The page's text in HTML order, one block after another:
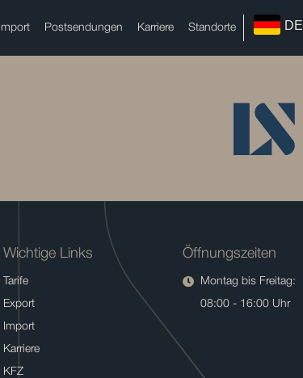
Import Postsendungen Karriere Standorte DE
Wichtige Links
Tarife
Export
Import
Karriere
KFZ
Öffnungszeiten
Montag bis Freitag:
08:00 - 16:00 Uhr